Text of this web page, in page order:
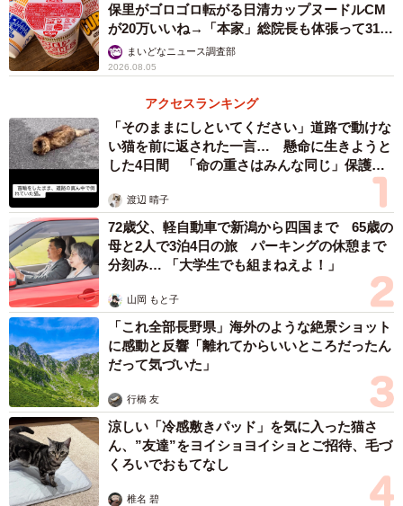
保里がゴロゴロ転がる日清カップヌードルCM
が20万いいね→「本家」総院長も体張って31万
いいねまいどなニュース調査部
2026.08.05
アクセスランキング
「そのままにしといてください」道路で動けな
い猫を前に返された一言… 懸命に生きようと
した4日間 「命の重さはみんな同じ」保護団
渡辺 晴子
72歳父、軽自動車で新潟から四国まで 65歳の
母と2人で3泊4日の旅 パーキングの休憩まで
分刻み… 「大学生でも組まねえよ！」
山岡 もと子
「これ全部長野県」海外のような絶景ショット
に感動と反響「離れてからいいところだったん
だって気づいた」
行橋 友
涼しい「冷感敷きパッド」を気に入った猫さ
ん、”友達”をヨイショヨイショとご招待、毛づ
くろいでおもてなし
椎名 碧